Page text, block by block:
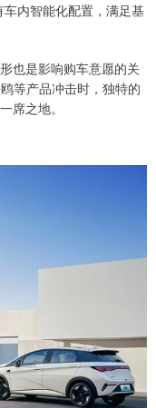
内智能化配置，满足基
也是影响购车意愿的关
等产品冲击时，独特的
席之地。